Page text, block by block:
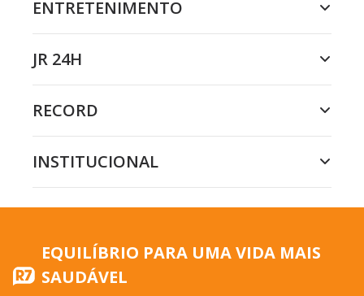
ENTRETENIMENTO
JR 24H
RECORD
INSTITUCIONAL
EQUILÍBRIO PARA UMA VIDA MAIS
SAUDÁVEL